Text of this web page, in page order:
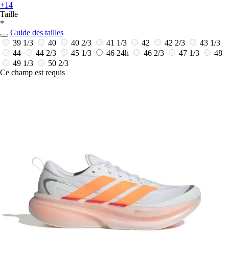
+14
Taille
*
Guide des tailles
39 1/3
40 40 2/3 41 1/3 42 42 2/3
43 1/3
44
44 2/3 45 1/3 46 24h 46 2/3 47 1/3
48
49 1/3
50 2/3
Ce champ est requis